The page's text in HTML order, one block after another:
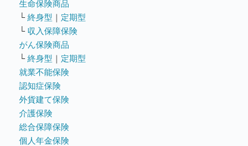
生命保険商品
└ 終身型 ｜ 定期型
└ 収入保障保険
がん保険商品
└ 終身型 ｜ 定期型
就業不能保険
認知症保険
外貨建て保険
介護保険
総合保障保険
個人年金保険